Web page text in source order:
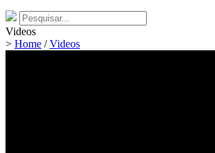
Videos
> Home /Videos